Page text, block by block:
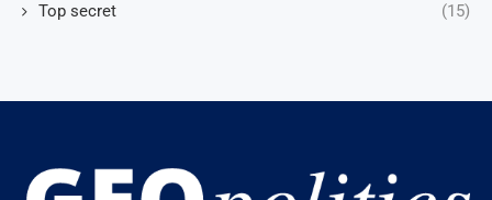
Top secret (15)